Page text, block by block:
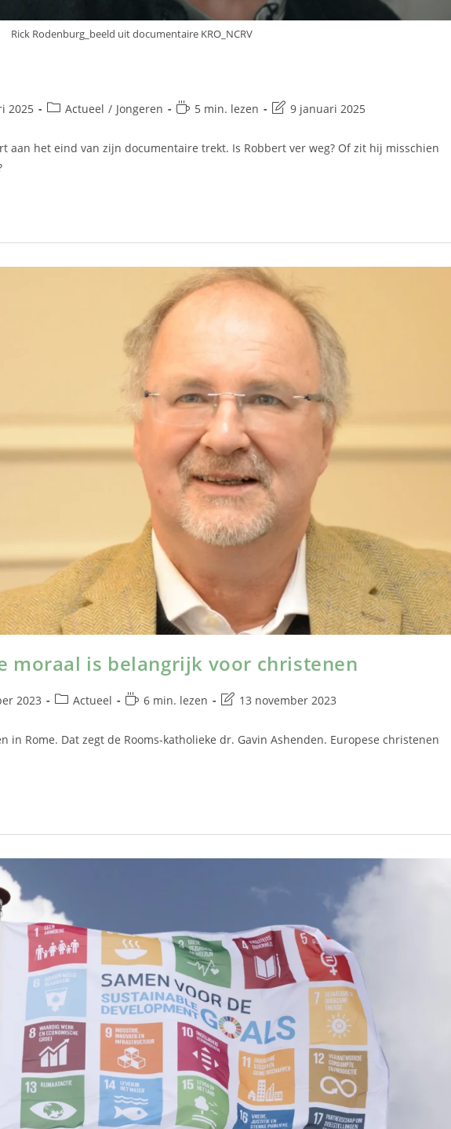
Rick Rodenburg_beeld uit documentaire KRO_NCRV
2025 Actueel / Jongeren 5 min. lezen 9 januari 2025
aan het eind van zijn documentaire trekt. Is Robbert ver weg? Of zit hij misschien
moraal is belangrijk voor christenen
2023 Actueel 6 min. lezen 13 november 2023
in Rome. Dat zegt de Rooms-katholieke dr. Gavin Ashenden. Europese christenen